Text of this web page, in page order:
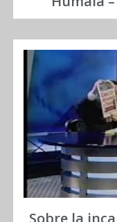
Sobre la